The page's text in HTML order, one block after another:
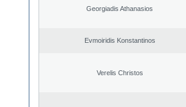
Georgiadis Athanasios
Evmoiridis Konstantinos
Verelis Christos